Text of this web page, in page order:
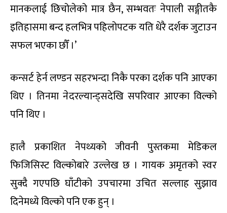
मानकलाई छिचोलेको मात्र छैन, सम्भवतः नेपाली सङ्गीतकै
इतिहासमा बन्द हलभित्र पहिलोपटक यति धेरै दर्शक जुटाउन
सफल भएका छौँ ।’
कन्सर्ट हेर्न लण्डन सहरभन्दा निकै परका दर्शक पनि आएका
थिए । तिनमा नेदरल्यान्ड्सदेखि सपरिवार आएका विल्को
पनि थिए ।
हालै प्रकाशित नेपथ्यको जीवनी पुस्तकमा मेडिकल
फिजिसिस्ट विल्कोबारे उल्लेख छ । गायक अमृतको स्वर
सुक्दै गएपछि घाँटीको उपचारमा उचित सल्लाह सुझाव
दिनेमध्ये विल्को पनि एक हुन् ।